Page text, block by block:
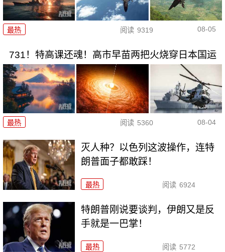
最热 阅读 9319 08-05
731！特高课还魂！高市早苗两把火烧穿日本国运
最热 阅读 5360 08-04
灭人种？以色列这波操作，连特
朗普面子都敢踩！
最热 阅读 6924
特朗普刚说要谈判，伊朗又是反
手就是一巴掌！
最热 阅读 5772